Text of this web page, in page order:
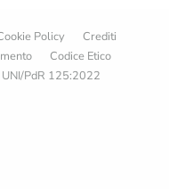
Policy
Crediti
Codice Etico
PdR 125:2022